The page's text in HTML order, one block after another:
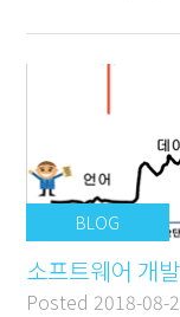
BLOG
소프트웨어 개
Posted 2018-08-